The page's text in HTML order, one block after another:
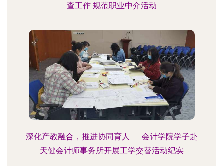
查工作 规范职业中介活动
深化产教融合，推进协同育人——会计学院学子赴
天健会计师事务所开展工学交替活动纪实